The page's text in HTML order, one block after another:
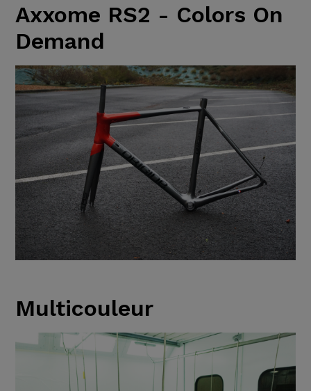
Axxome RS2 - Colors On
Demand
Multicouleur